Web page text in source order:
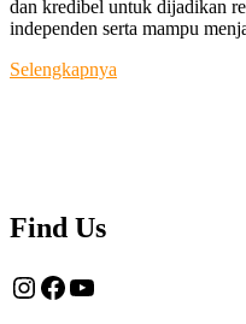
dan kredibel untuk dijadikan
independen serta mampu
Selengkapnya
Find Us
Instagram
Facebook
YouTube